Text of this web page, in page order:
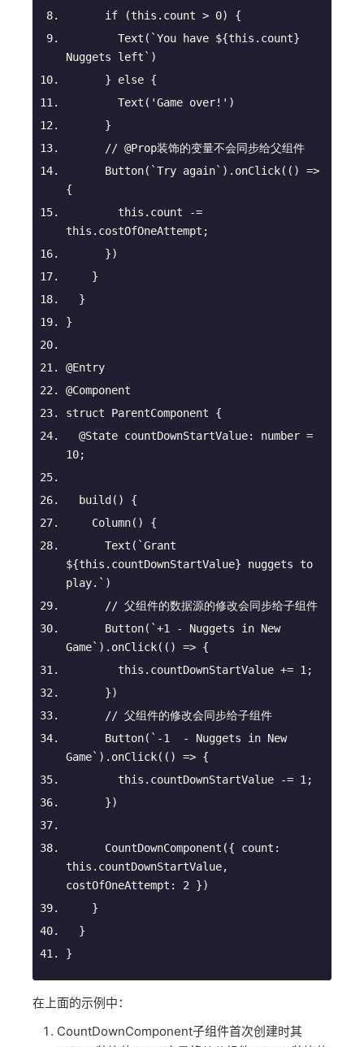
if (this .count > 0) {
        Text(
`You have ${this .count}
Nuggets left` )
      }
else {
        Text(
'Game over!' )
      }
// @Prop装饰的变量不会同步给父组件
      Button(
`Try again` ).onClick( () =>
{
this
this .costOfOneAttempt;
      })
    }
  }
}
@Entry
@Component
struct ParentComponent {
@State countDownStartValue: number
10;
build ( )
{
Column( )
{
      Text(
${this .countDownStartValue} nuggets to
play.` )
// 父组件的数据源的修改会同步给子组件
      Button(
`+1 - Nuggets in New
Game` ).onClick( () => {
this .countDownStartValue += 1 ;
      })
// 父组件的修改会同步给子组件
      Button(
`-1  - Nuggets in New
Game` ).onClick( () => {
this .countDownStartValue -= 1 ;
      })
      CountDownComponent({
count
this
costOfOneAttempt : 2 })
    }
  }
}
在上面的示例中：
CountDownComponent子组件首次创建时其